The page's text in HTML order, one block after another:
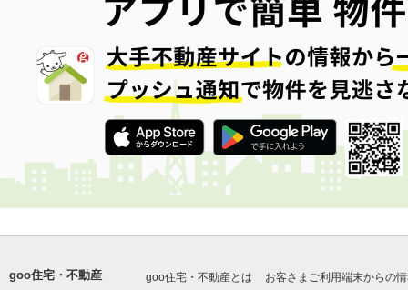
goo住宅・不動産 goo住宅・不動産とは お客さまご利用端末からの